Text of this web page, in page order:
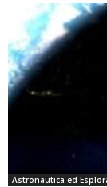
Astronautica ed